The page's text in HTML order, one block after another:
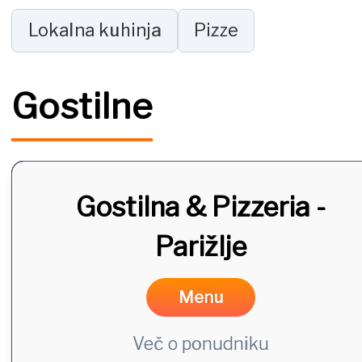
Lokalna kuhinja Pizze
Gostilne
Gostilna & Pizzeria -
Parižlje
Menu
Več o ponudniku